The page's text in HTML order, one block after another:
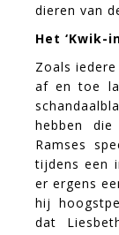
dieren van
Het ‘Kwik-
Zoals
af en toe
hebben
Ramses
tijdens een
er ergens
hij
dat